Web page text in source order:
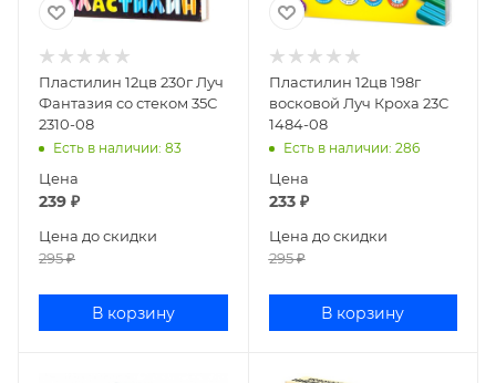
Пластилин 12цв 230г Луч
Фантазия со стеком 35С
2310-08
Есть в наличии: 83
Цена
239 ₽
Цена до скидки
295₽
В корзину
Пластилин 12цв 198г
восковой Луч Кроха 23С
1484-08
Есть в наличии: 286
Цена
233₽
Цена до скидки
295₽
В корзину